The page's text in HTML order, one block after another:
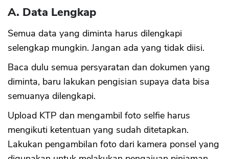
A. Data Lengkap
Semua data yang diminta harus dilengkapi
selengkap mungkin. Jangan ada yang tidak diisi.
Baca dulu semua persyaratan dan dokumen yang
diminta, baru lakukan pengisian supaya data bisa
semuanya dilengkapi.
Upload KTP dan mengambil foto selfie harus
mengikuti ketentuan yang sudah ditetapkan.
Lakukan pengambilan foto dari kamera ponsel yang